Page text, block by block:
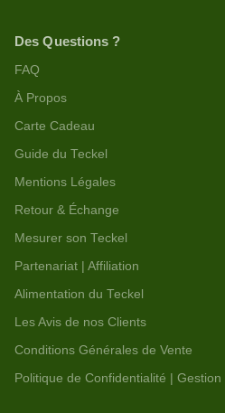
Des Questions ?
FAQ
À Propos
Carte Cadeau
Guide du Teckel
Mentions Légales
Retour & Échange
Mesurer son Teckel
Partenariat | Affiliation
Alimentation du Teckel
Les Avis de nos Clients
Conditions Générales de Vente
Politique de Confidentialité | Gestion